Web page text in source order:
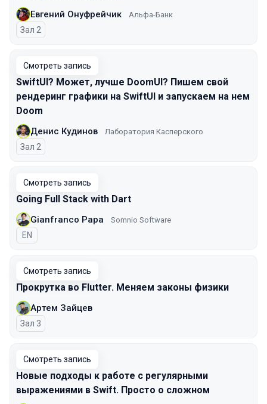
Евгений Онуфрейчик Альфа-Банк
Зал 2
Смотреть запись
SwiftUI? Может, лучше DoomUI? Пишем свой
рендеринг графики на SwiftUI и запускаем на нем
Doom
Денис Кудинов Лаборатория Касперского
Зал 2
Смотреть запись
Going Full Stack with Dart
Gianfranco Papa Somnio Software
На английском языке
EN
Смотреть запись
Прокрутка во Flutter. Меняем законы физики
Артем Зайцев
Зал 3
Смотреть запись
Новые подходы к работе с регулярными
выражениями в Swift. Просто о сложном